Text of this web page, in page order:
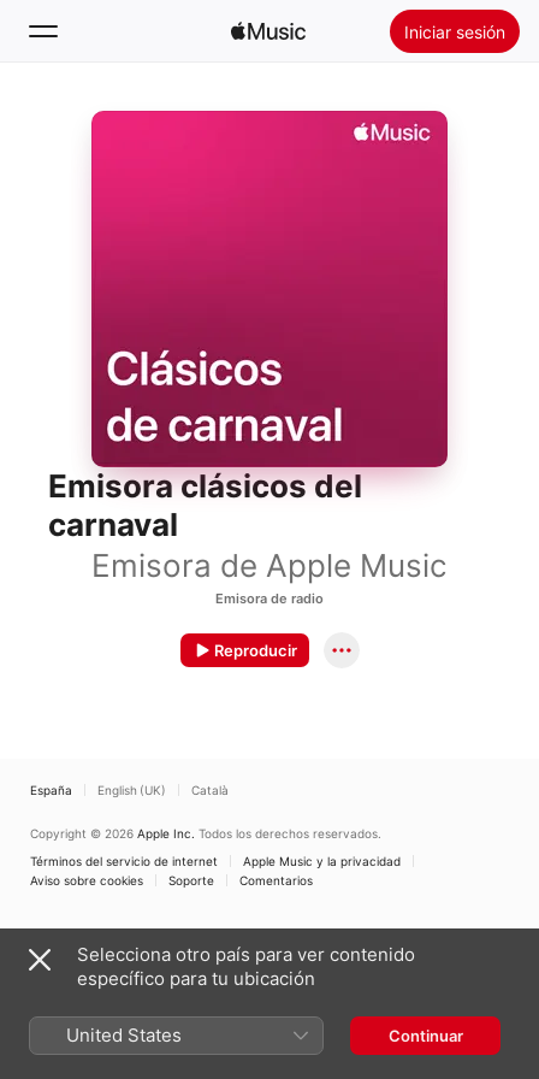
Iniciar sesión
Buscar
Emisora clásicos del
carnaval
Emisora de Apple Music
Emisora de radio
Reproducir
España English (UK) Català
Copyright © 2026 Apple Inc. Todos los derechos reservados.
Términos del servicio de internet
Apple Music y la privacidad
Aviso sobre cookies
Soporte Comentarios
Selecciona otro país para ver contenido
específico para tu ubicación
United States Continuar